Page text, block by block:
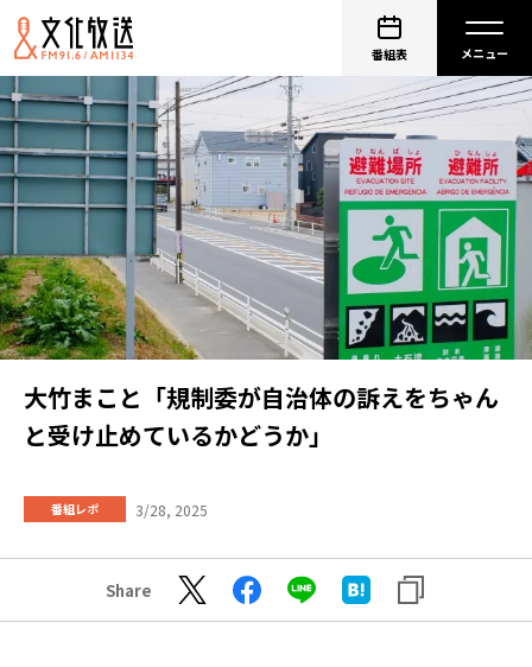
番組表
大竹まこと「規制委が自治体の訴えをちゃん
と受け止めているかどうか」
番組レポ 3/28, 2025
Share